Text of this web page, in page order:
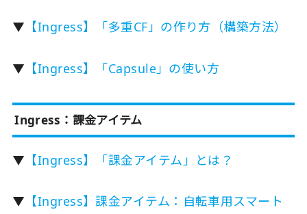
▼ 【Ingress】「多重CF」の作り方（構築方法）
▼ 【Ingress】「Capsule」の使い方
Ingress：課金アイテム
▼ 【Ingress】「課金アイテム」とは？
▼ 【Ingress】課金アイテム：自転車用スマート